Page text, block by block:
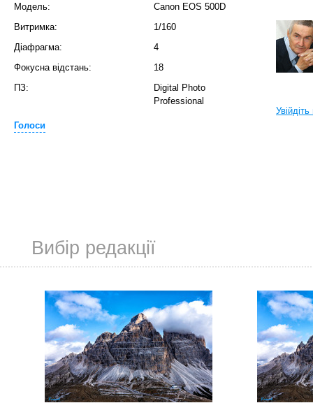
Модель:
Canon EOS 500D
Витримка:
1/160
Діафрагма:
4
Фокусна відстань:
18
ПЗ:
Digital Photo
Professional
Голоси
Вибір редакції